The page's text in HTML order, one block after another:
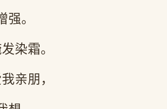
强。
染霜。
亲朋，